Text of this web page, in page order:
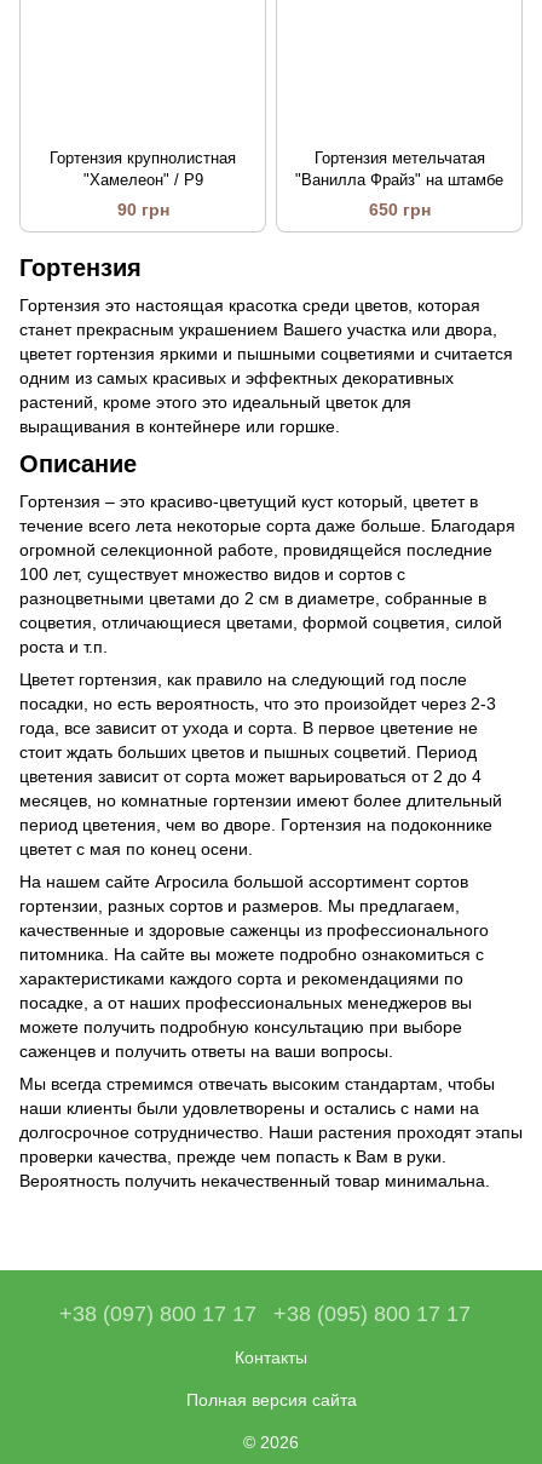
Гортензия крупнолистная
"Хамелеон" / P9
90 грн
Гортензия метельчатая
"Ванилла Фрайз" на штамбе
650 грн
Гортензия
Гортензия это настоящая красотка среди цветов, которая
станет прекрасным украшением Вашего участка или двора,
цветет гортензия яркими и пышными соцветиями и считается
одним из самых красивых и эффектных декоративных
растений, кроме этого это идеальный цветок для
выращивания в контейнере или горшке.
Описание
Гортензия – это красиво-цветущий куст который, цветет в
течение всего лета некоторые сорта даже больше. Благодаря
огромной селекционной работе, провидящейся последние
100 лет, существует множество видов и сортов с
разноцветными цветами до 2 см в диаметре, собранные в
соцветия, отличающиеся цветами, формой соцветия, силой
роста и т.п.
Цветет гортензия, как правило на следующий год после
посадки, но есть вероятность, что это произойдет через 2-3
года, все зависит от ухода и сорта. В первое цветение не
стоит ждать больших цветов и пышных соцветий. Период
цветения зависит от сорта может варьироваться от 2 до 4
месяцев, но комнатные гортензии имеют более длительный
период цветения, чем во дворе. Гортензия на подоконнике
цветет с мая по конец осени.
На нашем сайте Агросила большой ассортимент сортов
гортензии, разных сортов и размеров. Мы предлагаем,
качественные и здоровые саженцы из профессионального
питомника. На сайте вы можете подробно ознакомиться с
характеристиками каждого сорта и рекомендациями по
посадке, а от наших профессиональных менеджеров вы
можете получить подробную консультацию при выборе
саженцев и получить ответы на ваши вопросы.
Мы всегда стремимся отвечать высоким стандартам, чтобы
наши клиенты были удовлетворены и остались с нами на
долгосрочное сотрудничество. Наши растения проходят этапы
проверки качества, прежде чем попасть к Вам в руки.
Вероятность получить некачественный товар минимальна.
+38 (097) 800 17 17 +38 (095) 800 17 17
Контакты
Полная версия сайта
© 2026